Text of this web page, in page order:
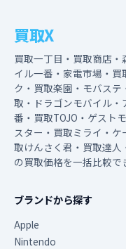
買取X
買取一丁目・買取商店
イル一番・家電市場・
ク・買取楽園・モバス
取・ドラゴンモバイル
番・買取TOJO・ゲスト
スター・買取ミライ・
取けんさく君・買取達人
の買取価格を一括比較
ブランドから探す
Apple
Nintendo